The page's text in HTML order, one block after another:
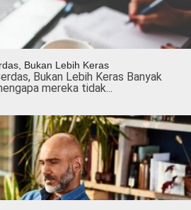
Bukan Lebih Keras
Bukan Lebih Keras Banyak
mereka tidak...